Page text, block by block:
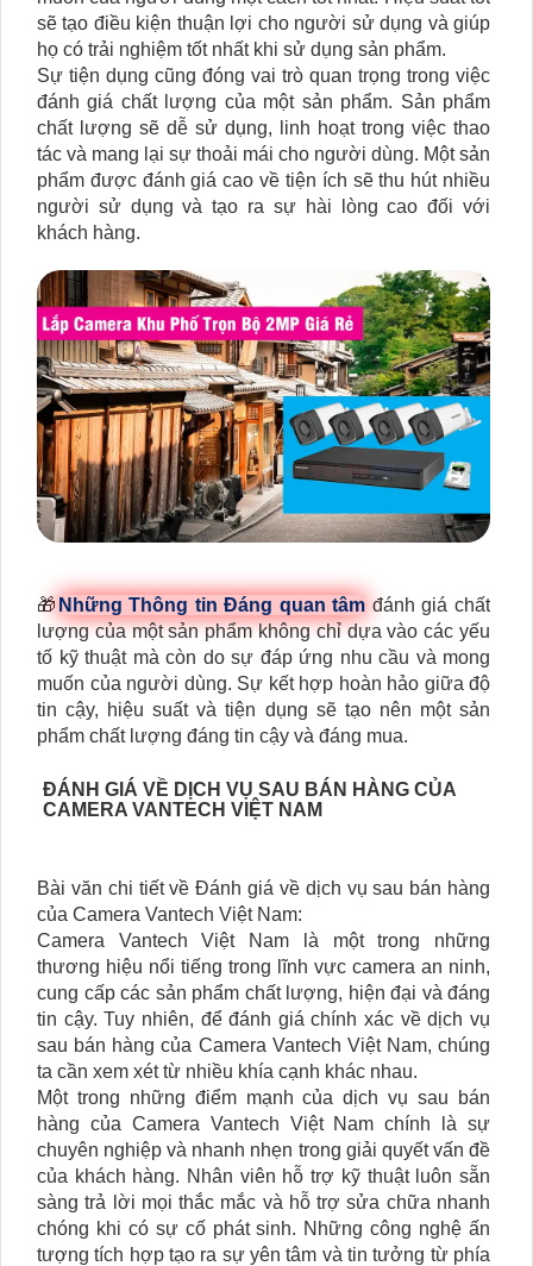
sẽ tạo điều kiện thuận lợi cho người sử dụng và giúp
họ có trải nghiệm tốt nhất khi sử dụng sản phẩm.
Sự tiện dụng cũng đóng vai trò quan trọng trong việc
đánh giá chất lượng của một sản phẩm. Sản phẩm
chất lượng sẽ dễ sử dụng, linh hoạt trong việc thao
tác và mang lại sự thoải mái cho người dùng. Một sản
phẩm được đánh giá cao về tiện ích sẽ thu hút nhiều
người sử dụng và tạo ra sự hài lòng cao đối với
khách hàng.
🎁 Những Thông tin Đáng quan tâm đánh giá chất
lượng của một sản phẩm không chỉ dựa vào các yếu
tố kỹ thuật mà còn do sự đáp ứng nhu cầu và mong
muốn của người dùng. Sự kết hợp hoàn hảo giữa độ
tin cậy, hiệu suất và tiện dụng sẽ tạo nên một sản
phẩm chất lượng đáng tin cậy và đáng mua.
ĐÁNH GIÁ VỀ DỊCH VỤ SAU BÁN HÀNG CỦA
CAMERA VANTECH VIỆT NAM
Bài văn chi tiết về Đánh giá về dịch vụ sau bán hàng
của Camera Vantech Việt Nam:
Camera Vantech Việt Nam là một trong những
thương hiệu nổi tiếng trong lĩnh vực camera an ninh,
cung cấp các sản phẩm chất lượng, hiện đại và đáng
tin cậy. Tuy nhiên, để đánh giá chính xác về dịch vụ
sau bán hàng của Camera Vantech Việt Nam, chúng
ta cần xem xét từ nhiều khía cạnh khác nhau.
Một trong những điểm mạnh của dịch vụ sau bán
hàng của Camera Vantech Việt Nam chính là sự
chuyên nghiệp và nhanh nhẹn trong giải quyết vấn đề
của khách hàng. Nhân viên hỗ trợ kỹ thuật luôn sẵn
sàng trả lời mọi thắc mắc và hỗ trợ sửa chữa nhanh
chóng khi có sự cố phát sinh. Những công nghệ ấn
tượng tích hợp tạo ra sự yên tâm và tin tưởng từ phía